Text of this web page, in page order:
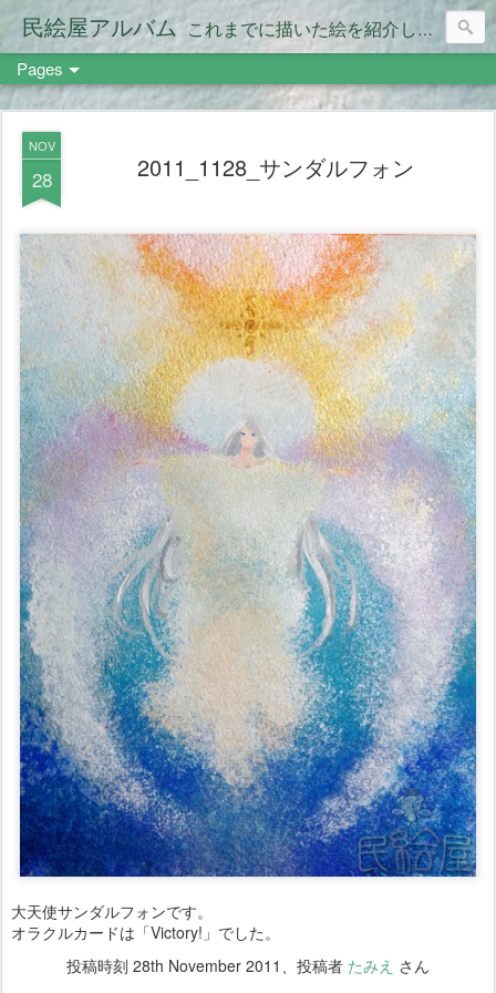
民絵屋アルバム これまでに描いた絵を紹介します。
Pages
NOV
28 2011_1128_サンダルフォン
大天使サンダルフォンです。
オラクルカードは「Victory!」でした。
投稿時刻 28th November 2011 、投稿者 たみえ さん